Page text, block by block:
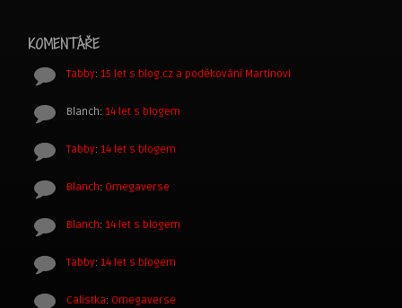
KOMENTÁŘE
Tabby: 15 let s blog.cz a poděkování Martinovi
Blanch: 14 let s blogem
Tabby: 14 let s blogem
Blanch: Omegaverse
Blanch: 14 let s blogem
Tabby: 14 let s blogem
Calistka: Omegaverse